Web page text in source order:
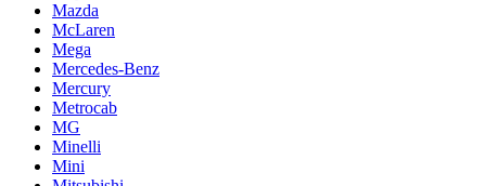
Mazda
McLaren
Mega
Mercedes-Benz
Mercury
Metrocab
MG
Minelli
Mini